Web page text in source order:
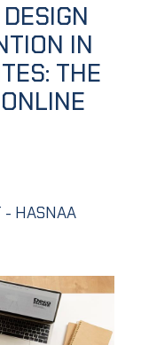
IN
THE
- HASNAA